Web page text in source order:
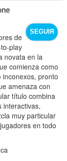
SEGUIR
de
play
novata en la
comienza como
pronto
amenaza con
título combina
interactivas,
muy particular
en todo